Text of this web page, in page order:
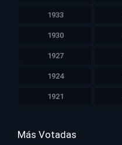
1933
1930
1927
1924
1921
Más Votadas